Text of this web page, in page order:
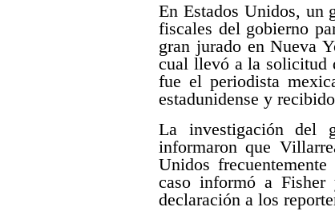
En Estados Unidos, un
fiscales del gobierno
gran jurado en Nueva
cual llevó a la solicitud
fue el periodista
estadunidense y
La investigación del
informaron que
Unidos
caso informó a
declaración a los